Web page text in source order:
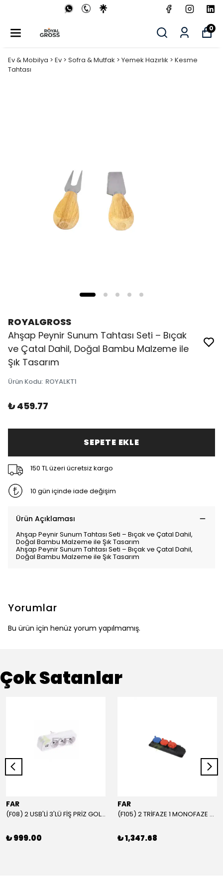
0
Ev & Mobilya > Ev > Sofra & Mutfak > Yemek Hazırlık > Kesme
Tahtası
ROYALGROSS
Ahşap Peynir Sunum Tahtası Seti – Bıçak
ve Çatal Dahil, Doğal Bambu Malzeme ile
Şık Tasarım
Ürün Kodu: ROYALKT1
₺ 459.77
SEPETE EKLE
150 TL üzeri ücretsiz kargo
10 gün içinde iade değişim
Ürün Açıklaması
Ahşap Peynir Sunum Tahtası Seti – Bıçak ve Çatal Dahil,
Doğal Bambu Malzeme ile Şık Tasarım
Ahşap Peynir Sunum Tahtası Seti – Bıçak ve Çatal Dahil,
Doğal Bambu Malzeme ile Şık Tasarım
Yorumlar
Bu ürün için henüz yorum yapılmamış.
Çok Satanlar
FAR
(F08) 2 USB'Lİ 3'LÜ FİŞ PRİZ GOLYAT
₺ 999.00
FAR
(F105) 2 TRİFAZE 1 MONOFAZE GRUP PRİZ
₺ 1,347.68